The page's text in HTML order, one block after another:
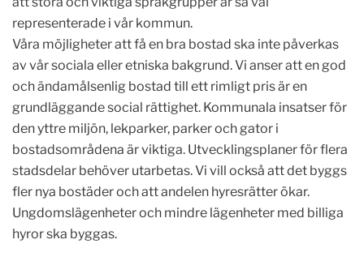
representerade i vår kommun.
Våra möjligheter att få en bra bostad ska inte påverkas
av vår sociala eller etniska bakgrund. Vi anser att en god
och ändamålsenlig bostad till ett rimligt pris är en
grundläggande social rättighet. Kommunala insatser för
den yttre miljön, lekparker, parker och gator i
bostadsområdena är viktiga. Utvecklingsplaner för flera
stadsdelar behöver utarbetas. Vi vill också att det byggs
fler nya bostäder och att andelen hyresrätter ökar.
Ungdomslägenheter och mindre lägenheter med billiga
hyror ska byggas.